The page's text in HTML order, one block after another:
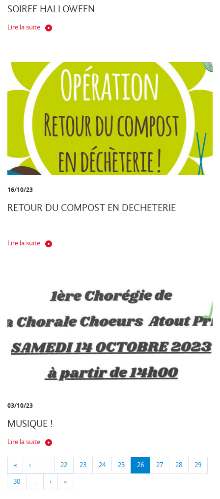
SOIREE HALLOWEEN
Lire la suite
16/10/23
RETOUR DU COMPOST EN DECHETERIE
Lire la suite
03/10/23
MUSIQUE !
Lire la suite
« ‹ … 22 23 24 25 26 27 28 29
30 … › »